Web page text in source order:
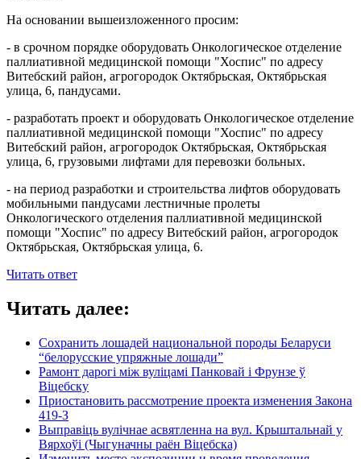
На основании вышеизложенного просим:
- в срочном порядке оборудовать Онкологическое отделение
паллиативной медицинской помощи "Хоспис" по адресу
Витебский район, агрогородок Октябрьская, Октябрьская
улица, 6, пандусами.
- разработать проект и оборудовать Онкологическое отделение
паллиативной медицинской помощи "Хоспис" по адресу
Витебский район, агрогородок Октябрьская, Октябрьская
улица, 6, грузовыми лифтами для перевозки больных.
- на период разработки и строительства лифтов оборудовать
мобильными пандусами лестничные пролеты
Онкологического отделения паллиативной медицинской
помощи "Хоспис" по адресу Витебский район, агрогородок
Октябрьская, Октябрьская улица, 6.
Читать ответ
Читать далее:
Сохранить лошадей национальной породы Беларуси
“белорусские упряжные лошади”
Рамонт дарогі між вуліцамі Панковай і Фрунзе ў
Віцебску
Приостановить рассмотрение проекта изменения Закона
419-З
Выправіць вулічнае асвятленна на вул. Крыштальнай у
Вярхоўі (Чыгуначны раён Віцебска)